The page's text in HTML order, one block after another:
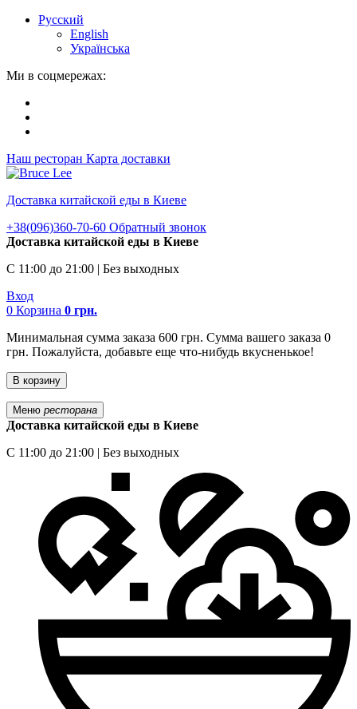
Русский
English
Українська
Ми в соцмережах:
Наш ресторан Карта доставки
Доставка китайской еды в Киеве
+38(096)360-70-60 Обратный звонок
Доставка китайской еды в Киеве
С 11:00 до 21:00 | Без выходных
Вход
0 Корзина 0 грн.
Минимальная сумма заказа 600 грн. Сумма вашего заказа 0
грн. Пожалуйста, добавьте еще что-нибудь вкусненькое!
В корзину
Меню ресторана
Доставка китайской еды в Киеве
С 11:00 до 21:00 | Без выходных